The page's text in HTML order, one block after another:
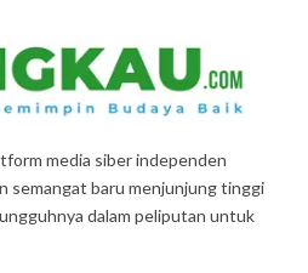
media siber independen
semangat baru menjunjung tinggi
dalam peliputan untuk